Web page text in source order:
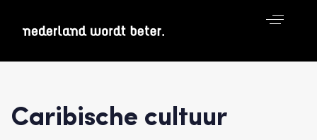
Caribische cultuur